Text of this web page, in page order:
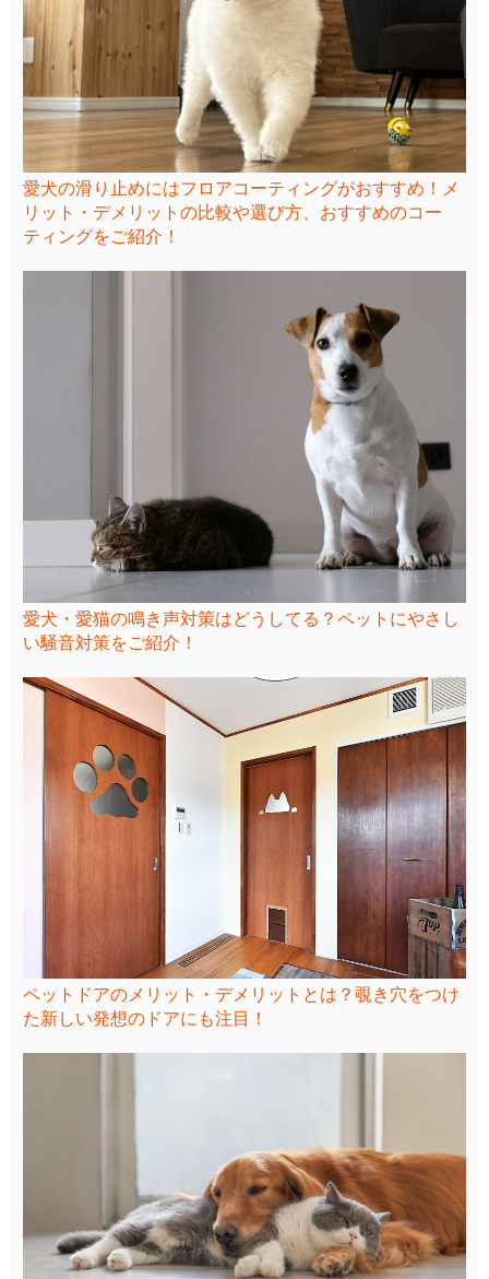
愛犬の滑り止めにはフロアコーティングがおすすめ！メ
リット・デメリットの比較や選び方、おすすめのコー
ティングをご紹介！
愛犬・愛猫の鳴き声対策はどうしてる？ペットにやさし
い騒音対策をご紹介！
ペットドアのメリット・デメリットとは？覗き穴をつけ
た新しい発想のドアにも注目！